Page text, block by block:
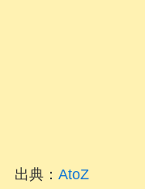
出典： AtoZ